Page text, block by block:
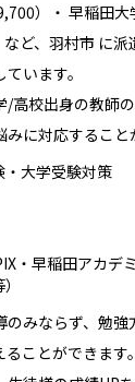
）・ 早稲田大
ど、羽村市 に派
います。
/高校出身の教師
に対応すること
大学受験対策
・早稲田アカデ
のみならず、勉
ことができます。